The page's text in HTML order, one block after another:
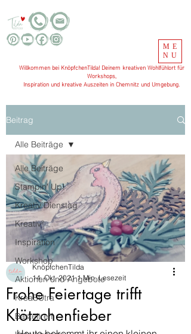
Willkommen bei KnöpfchenTilda! Deinem kreativen Wohlfühlort für
Workshops,
Inspiration und kreative Auszeiten in Chemnitz und Umgebung.
ME
NU
Beitrag
Alle Beiträge
Stampin' Up!
Kreativ Dienstag
Kreativ²
Inspiration
Workshop
Aktionen und Angebote
KreaSUtra
Basteltreff
Alle Beiträge
Frohe Feiertage trifft
Klötzchenfieber
KnöpfchenTilda
14. Okt. 2021 1 Min. Lesezeit